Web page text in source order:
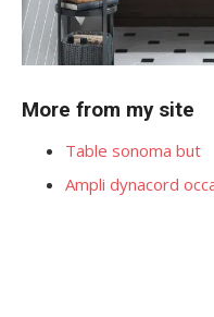
More from my site
Table sonoma but
Ampli dynacord